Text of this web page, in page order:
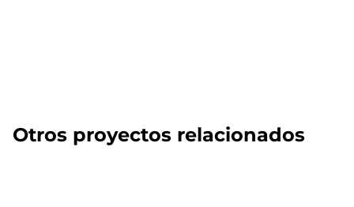
Otros proyectos relacionados